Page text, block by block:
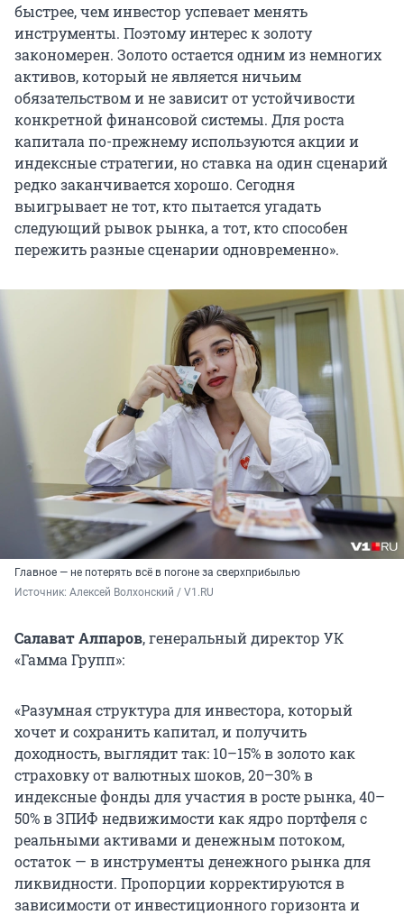
быстрее, чем инвестор успевает менять
инструменты. Поэтому интерес к золоту
закономерен. Золото остается одним из немногих
активов, который не является ничьим
обязательством и не зависит от устойчивости
конкретной финансовой системы. Для роста
капитала по-прежнему используются акции и
индексные стратегии, но ставка на один сценарий
редко заканчивается хорошо. Сегодня
выигрывает не тот, кто пытается угадать
следующий рывок рынка, а тот, кто способен
пережить разные сценарии одновременно».
Главное — не потерять всё в погоне за сверхприбылью
Источник: Алексей Волхонский / V1.RU
Салават Алпаров, генеральный директор УК
«Гамма Групп»:
«Разумная структура для инвестора, который
хочет и сохранить капитал, и получить
доходность, выглядит так: 10–15% в золото как
страховку от валютных шоков, 20–30% в
индексные фонды для участия в росте рынка, 40–
50% в ЗПИФ недвижимости как ядро портфеля с
реальными активами и денежным потоком,
остаток — в инструменты денежного рынка для
ликвидности. Пропорции корректируются в
зависимости от инвестиционного горизонта и